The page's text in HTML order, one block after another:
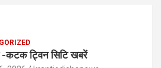
-कटक ट्विन सिटि खबरें